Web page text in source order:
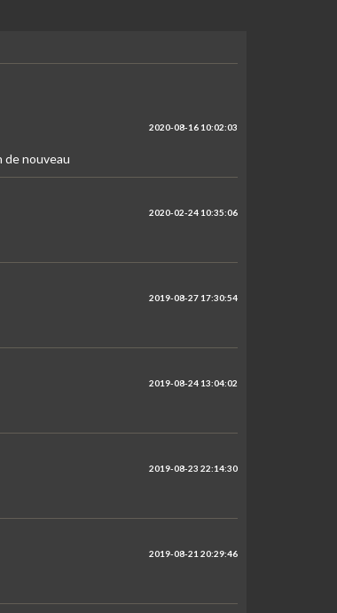
2020-08-16 10:02:03
de nouveau
2020-02-24 10:35:06
2019-08-27 17:30:54
2019-08-24 13:04:02
2019-08-23 22:14:30
2019-08-21 20:29:46